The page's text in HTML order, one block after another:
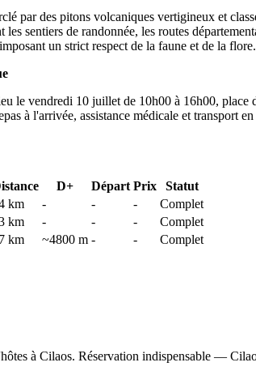
par des pitons volcaniques vertigineux et
sentiers de randonnée, les routes
un strict respect de la faune et de la flore.
le vendredi 10 juillet de 10h00 à 16h00,
à l'arrivée, assistance médicale et
D+ Départ Prix
Statut
km - - -
Complet
km - - -
Complet
km ~4800 m - - Complet
à Cilaos. Réservation indispensable —